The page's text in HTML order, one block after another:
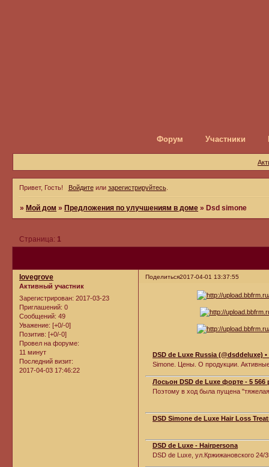
Форум Участники
Привет, Гость! Войдитеили зарегистрируйтесь.
» Мой дом » Предложения по улучшениям в доме » Dsd simone
Страница: 1
Поделиться2017-04-01 13:37:55
lovegrove
Активный участник
Зарегистрирован: 2017-03-23
Приглашений: 0
Сообщений: 49
Уважение: [+0/-0]
Позитив: [+0/-0]
Провел на форуме:
11 минут
Последний визит:
2017-04-03 17:46:22
DSD de Luxe Russia (@dsddeluxe)
Simone. Цены. О продукции.
Лосьон DSD de Luxe форте - 5 566
Поэтому в ход была пущена "тяжелая
DSD Simone de Luxe Hair Loss
DSD de Luxe - Hairpersona
DSD de Luxe, ул.Кржижановского